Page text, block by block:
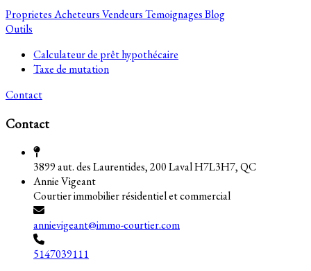
ProprietesAcheteursVendeursTemoignagesBlog
Outils
Calculateur de prêt hypothécaire
Taxe de mutation
Contact
Contact
3899 aut. des Laurentides, 200 Laval H7L3H7, QC
Annie Vigeant
Courtier immobilier résidentiel et commercial
annievigeant@immo-courtier.com
5147039111